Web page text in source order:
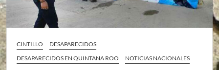
CINTILLO
DESAPARECIDOS
DESAPARECIDOS EN QUINTANA ROO
NOTICIAS NACIONALES